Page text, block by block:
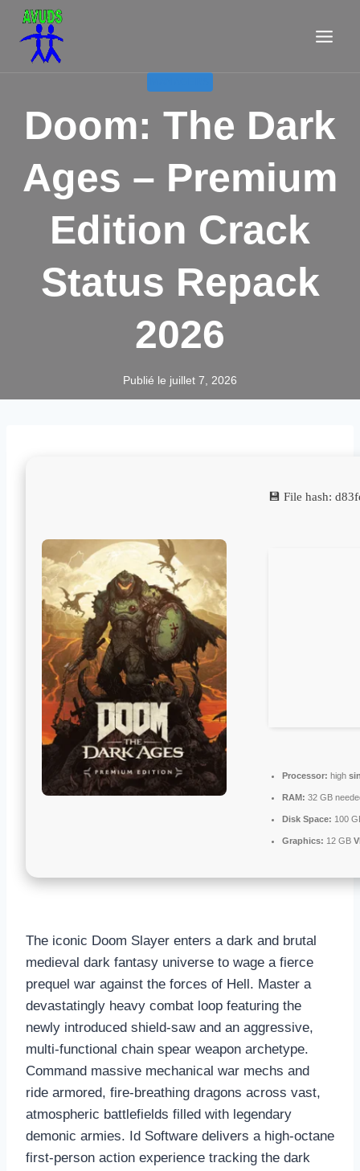
Aller
contenu
Doom: The Dark
Ages – Premium
Edition Crack
Status Repack
2026
Publié le juillet 7, 2026
💾 File hash:
Processor: high
RAM: 32 GB
Disk Space: 100
Graphics: 12 GB
The iconic Doom Slayer enters a dark and brutal
medieval dark fantasy universe to wage a fierce
prequel war against the forces of Hell. Master a
devastatingly heavy combat loop featuring the
newly introduced shield-saw and an aggressive,
multi-functional chain spear weapon archetype.
Command massive mechanical war mechs and
ride armored, fire-breathing dragons across vast,
atmospheric battlefields filled with legendary
demonic armies. Id Software delivers a high-octane
first-person action experience tracking the dark